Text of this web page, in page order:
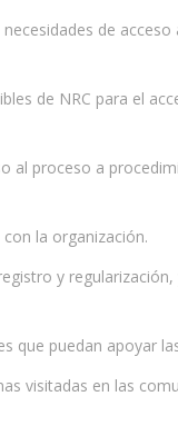
de
de NRC para el
al proceso a
la organización.
y
que puedan apoyar
visitadas en las